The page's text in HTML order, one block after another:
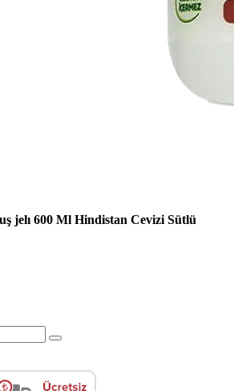
jelı 600 Ml Hindistan Cevizi Sütlü